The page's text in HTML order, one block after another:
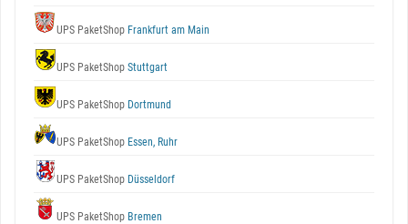
UPS PaketShop Frankfurt am Main
UPS PaketShop Stuttgart
UPS PaketShop Dortmund
UPS PaketShop Essen, Ruhr
UPS PaketShop Düsseldorf
UPS PaketShop Bremen